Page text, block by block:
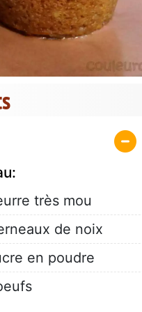
très mou
de noix
en poudre